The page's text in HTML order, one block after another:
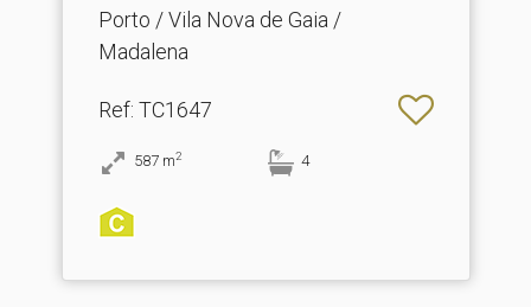
Porto / Vila Nova de Gaia /
Madalena
Ref: TC1647
587 m2 4